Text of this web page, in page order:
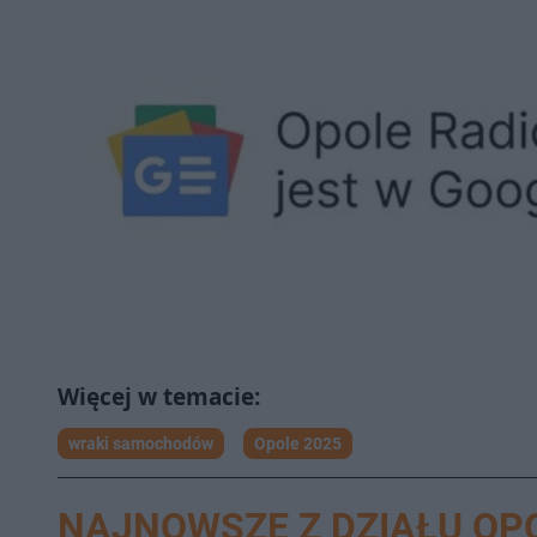
wraki samochodów Opole 2025
NAJNOWSZE Z DZIAŁU